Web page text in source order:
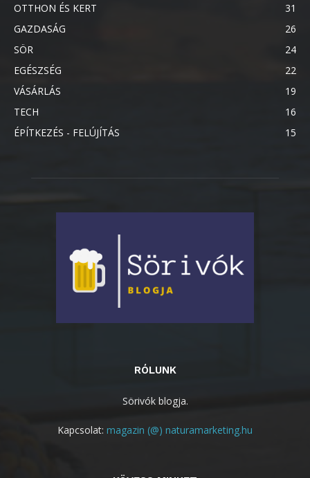
OTTHON ÉS KERT
31
GAZDASÁG
26
SÖR
24
EGÉSZSÉG
22
VÁSÁRLÁS
19
TECH
16
ÉPÍTKEZÉS - FELÚJÍTÁS
15
RÓLUNK
Sörivók blogja.
Kapcsolat: magazin (@) naturamarketing.hu